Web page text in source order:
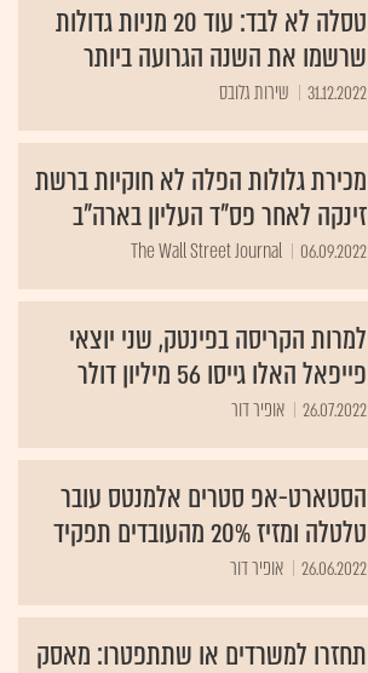
טסלה לא לבד: עוד 20 מניות גדולות
שרשמו את השנה הגרועה ביותר
31.12.2022 שירות גלובס
מכירת גלולות הפלה לא חוקיות ברשת
זינקה לאחר פס"ד העליון בארה"ב
06.09.2022
The Wall Street Journal
למרות הקריסה בפינטק, שני יוצאי
פייפאל האלו גייסו 56 מיליון דולר
26.07.2022 אופיר דור
הסטארט-אפ סטרים אלמנטס עובר
טלטלה ומזיז 20% מהעובדים תפקיד
26.06.2022 אופיר דור
תחזרו למשרדים או שתתפטרו: מאסק